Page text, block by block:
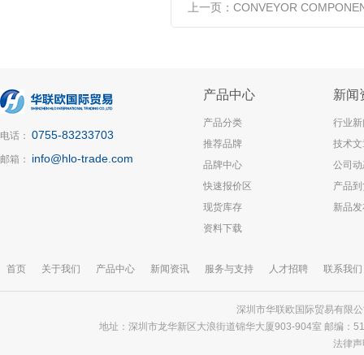
上一页： CONVEYOR
电话： 0755-83233703
邮箱： info@hlo-trade.com
产品中心
产品分类
推荐品牌
品牌中心
快速报价区
现货库存
资料下载
新闻
行业
技术
公司
产品
新品
首页 关于我们 产品中心 新闻资讯 服务与支持 人才招聘 联系我们
深圳市华联欧国际贸易有限
地址：深圳市龙华新区大浪街道锦华大厦903-904室 邮编
法律